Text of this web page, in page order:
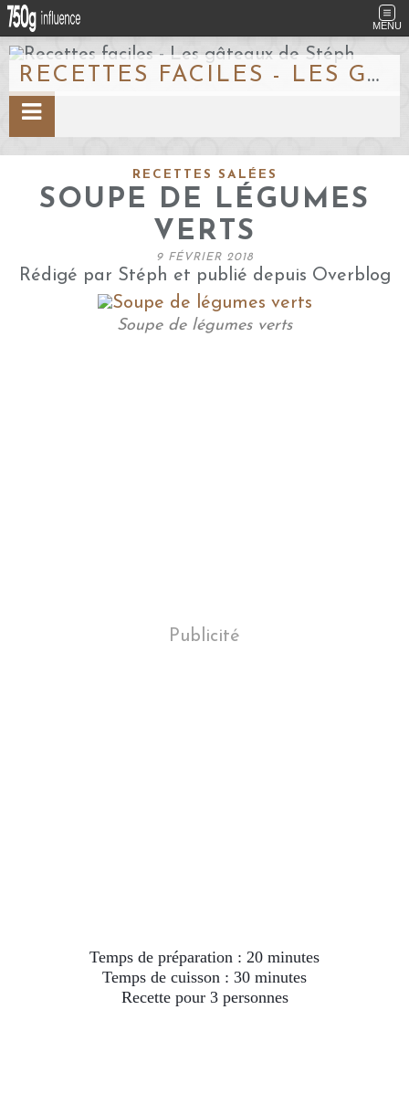
MENU
RECETTES FACILES - LES GÂTEAUX DE STÉPH
RECETTES SALÉES
SOUPE DE LÉGUMES
VERTS
9 FÉVRIER 2018
Rédigé par Stéph et publié depuis Overblog
Soupe de légumes verts
Publicité
Temps de préparation : 20 minutes
Temps de cuisson : 30 minutes
Recette pour 3 personnes